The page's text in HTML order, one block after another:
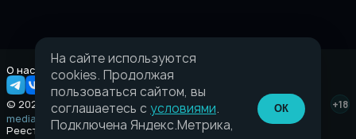
О нас Правовая информация
© 2026 Taverna.gg
+18
media@taverna.gg
Реестровая запись:
На сайте используются
cookies. Продолжая
пользоваться сайтом, вы
соглашаетесь с условиями.
Подключена Яндекс.Метрика,
ОК